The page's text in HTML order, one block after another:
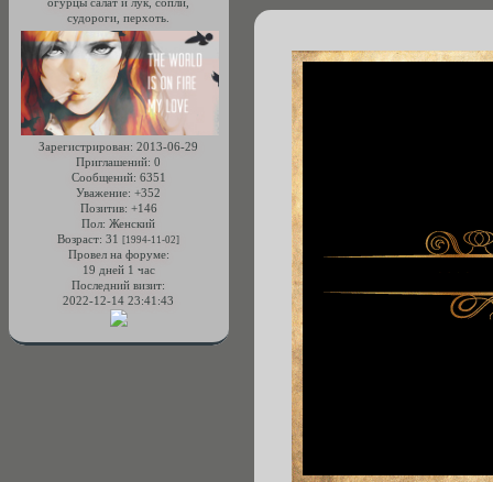
огурцы салат и лук, сопли,
судороги, перхоть.
Зарегистрирован: 2013-06-29
Приглашений: 0
Сообщений: 6351
Уважение: +352
Позитив: +146
Пол: Женский
Возраст: 31[1994-11-02]
Провел на форуме:
19 дней 1 час
Последний визит:
2022-12-14 23:41:43